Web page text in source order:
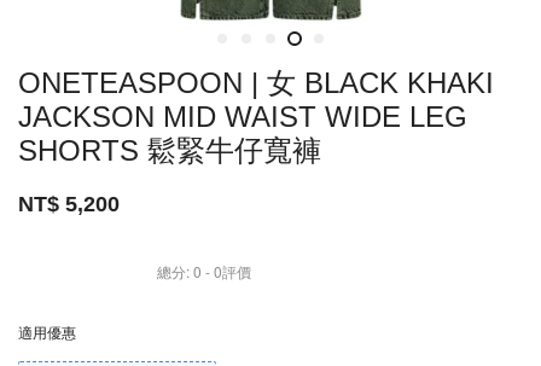
ONETEASPOON | 女 BLACK KHAKI
JACKSON MID WAIST WIDE LEG
SHORTS 鬆緊牛仔寬褲
NT$ 5,200
總分:0 -0評價
適用優惠